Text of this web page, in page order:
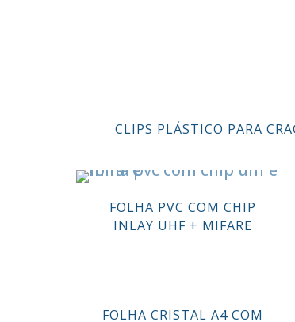
CLIPS PLÁSTICO PARA
FOLHA PVC COM CHIP
INLAY UHF + MIFARE
FOLHA CRISTAL A4 COM